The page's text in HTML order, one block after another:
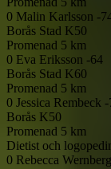
0 Malin Karlsson -
Borås Stad K50
Promenad 5 km
0 Eva Eriksson -64
Borås Stad K60
Promenad 5 km
0 Jessica Rembeck -
Borås K50
Promenad 5 km
Dietist och
0 Rebecca